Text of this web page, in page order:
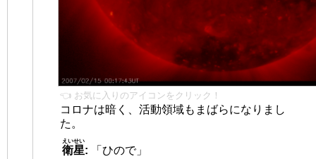
👈 お気に入りのアイコンをクリック！
コロナは暗く、活動領域もまばらになりまし
た。
衛星
えいせい
:
「ひので」